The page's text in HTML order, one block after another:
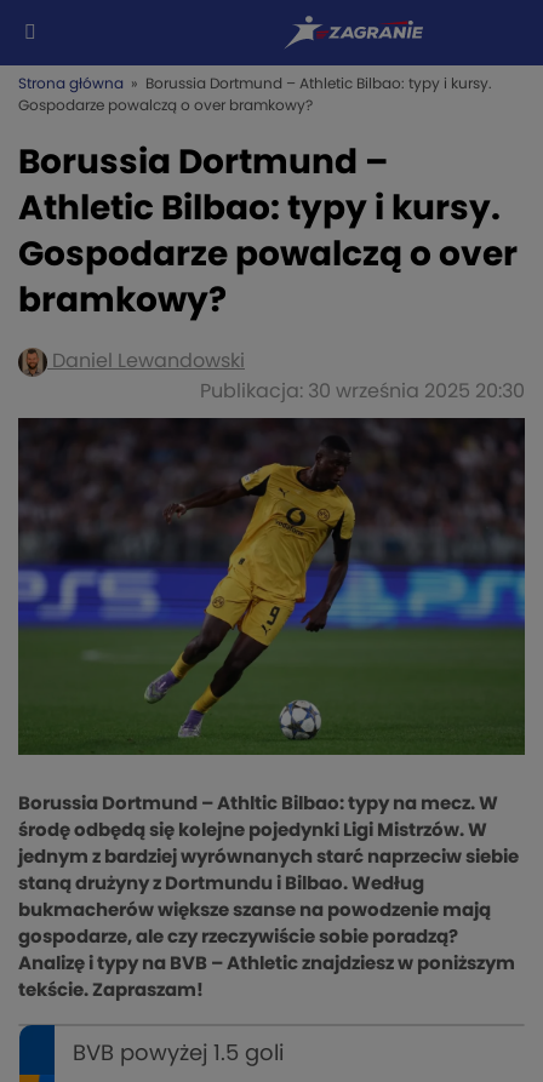
Strona główna » Borussia Dortmund – Athletic Bilbao: typy i kursy.
Gospodarze powalczą o over bramkowy?
Borussia Dortmund –
Athletic Bilbao: typy i kursy.
Gospodarze powalczą o over
bramkowy?
Daniel Lewandowski
Publikacja: 30 września 2025 20:30
Borussia Dortmund – Athltic Bilbao: typy na mecz. W
środę odbędą się kolejne pojedynki Ligi Mistrzów. W
jednym z bardziej wyrównanych starć naprzeciw siebie
staną drużyny z Dortmundu i Bilbao. Według
bukmacherów większe szanse na powodzenie mają
gospodarze, ale czy rzeczywiście sobie poradzą?
Analizę i typy na BVB – Athletic znajdziesz w poniższym
tekście. Zapraszam!
BVB powyżej 1.5 goli